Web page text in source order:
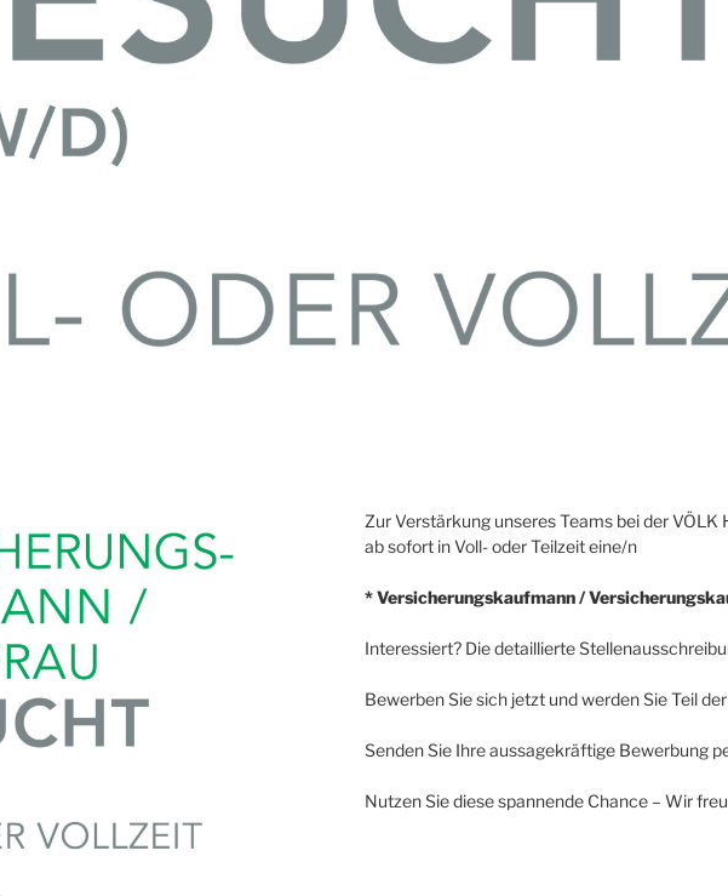
Zur Verstärkung unseres Teams bei der
ab sofort in Voll- oder Teilzeit eine/n
* Versicherungskaufmann /
Interessiert? Die detaillierte
Bewerben Sie sich jetzt und werden Sie Teil
Senden Sie Ihre aussagekräftige Bewerbung
Nutzen Sie diese spannende Chance – Wir